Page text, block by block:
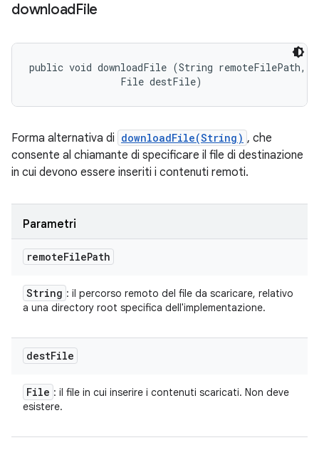
downloadFile
public void downloadFile (String remoteFilePath,
                File destFile)
Forma alternativa di downloadFile(String) , che
consente al chiamante di specificare il file di destinazione
in cui devono essere inseriti i contenuti remoti.
Parametri
remoteFilePath
String : il percorso remoto del file da scaricare, relativo
a una directory root specifica dell'implementazione.
destFile
File : il file in cui inserire i contenuti scaricati. Non deve
esistere.